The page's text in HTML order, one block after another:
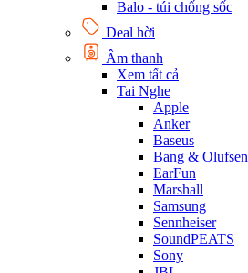
Balo - túi chống sốc
Deal hời
Âm thanh
Xem tất cả
Tai Nghe
Apple
Anker
Baseus
Bang & Olufsen
EarFun
Marshall
Samsung
Sennheiser
SoundPEATS
Sony